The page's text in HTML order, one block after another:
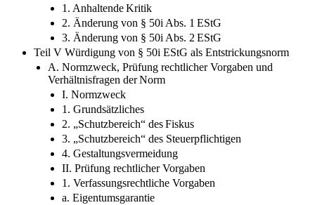
1. Anhaltende Kritik
2. Änderung von § 50i Abs. 1 EStG
3. Änderung von § 50i Abs. 2 EStG
Teil V Würdigung von § 50i EStG als Entstrickungsnorm
A. Normzweck, Prüfung rechtlicher Vorgaben und
Verhältnisfragen der Norm
I. Normzweck
1. Grundsätzliches
2. „Schutzbereich“ des Fiskus
3. „Schutzbereich“ des Steuerpflichtigen
4. Gestaltungsvermeidung
II. Prüfung rechtlicher Vorgaben
1. Verfassungsrechtliche Vorgaben
a. Eigentumsgarantie